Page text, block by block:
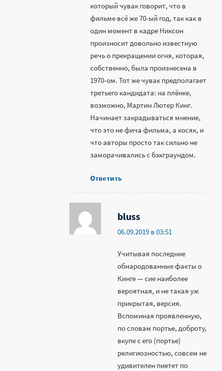
который чувак говорит, что в
фильме всё же 70-ый год, так как в
один момент в кадре Никсон
произносит довольно известную
речь о прекращении огня, которая,
собственно, была произнесена в
1970-ом. Тот же чувак предполагает
третьего кандидата: на плёнке,
возможно, Мартин Лютер Кинг.
Начинает закрадываться мнение,
что это не фича фильма, а косяк, и
что авторы просто так сильно не
заморачивались с бэкграундом.
Ответить
bluss
06.09.2019 в 03:51
Учитывая последние
обнародованные факты о
Кинге — сие наиболее
вероятная, и не такая уж
прикрытая, версия.
Вспоминая проявленную,
по словам портье, доброту,
вкупе с его (портье)
религиозностью, совсем не
удивителен пиетет по